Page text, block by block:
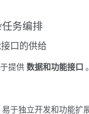
务编排
口的供给
提供数据和功能接口
于独立开发和功能